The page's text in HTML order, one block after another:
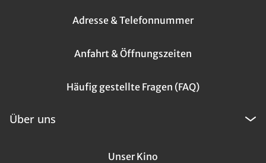
Adresse & Telefonnummer
Anfahrt & Öffnungszeiten
Häufig gestellte Fragen (FAQ)
Über uns
Unser Kino